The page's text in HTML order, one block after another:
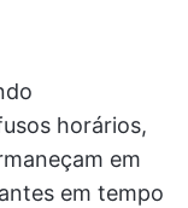
horários,
em
em tempo